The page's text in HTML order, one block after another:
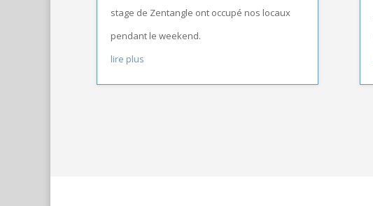
stage de Zentangle ont occupé nos locaux
pendant le weekend.
lire plus